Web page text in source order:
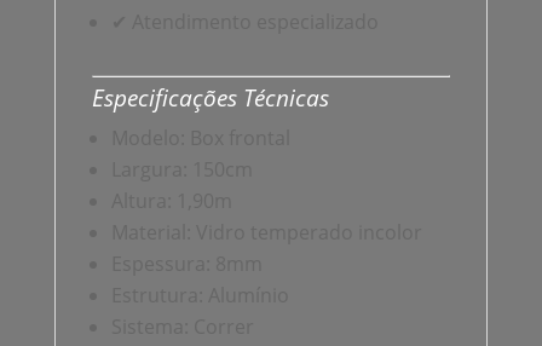
Especificações Técnicas